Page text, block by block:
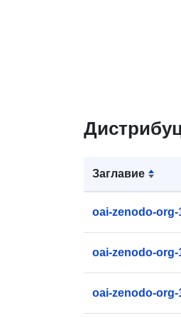
Заглавие
oai-zenodo-org-
oai-zenodo-org-
oai-zenodo-org-